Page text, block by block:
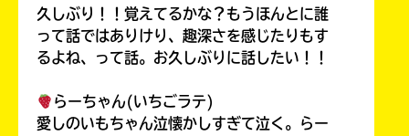
久しぶり！！覚えてるかな？もうほんとに誰
って話ではありけり、趣深さを感じたりもす
るよね、って話。お久しぶりに話したい！！
らーちゃん(いちごラテ)
愛しのいもちゃん泣懐かしすぎて泣く。らー